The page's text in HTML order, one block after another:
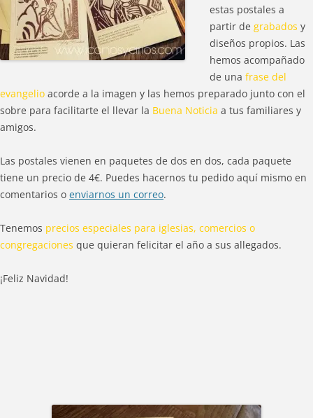
estas postales a
partir de grabados y
diseños propios. Las
hemos acompañado
de una frase del
evangelio acorde a la imagen y las hemos preparado junto con el
sobre para facilitarte el llevar la Buena Noticia a tus familiares y
amigos.
Las postales vienen en paquetes de dos en dos, cada paquete
tiene un precio de 4€. Puedes hacernos tu pedido aquí mismo en
comentarios o enviarnos un correo.
Tenemos precios especiales para iglesias, comercios o
congregaciones que quieran felicitar el año a sus allegados.
¡Feliz Navidad!